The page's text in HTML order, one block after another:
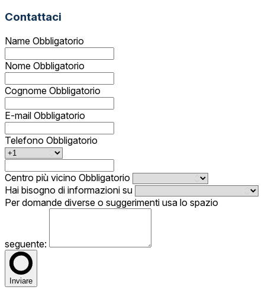
Contattaci
Name Obbligatorio
Nome Obbligatorio
Cognome Obbligatorio
E-mail Obbligatorio
Telefono Obbligatorio
Centro più vicino Obbligatorio
Hai bisogno di informazioni su
Per domande diverse o suggerimenti usa lo spazio
seguente:
Inviare